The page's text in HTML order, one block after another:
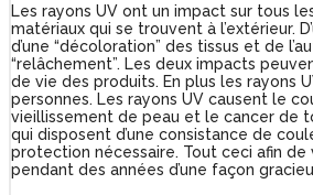
Les rayons UV ont un impact sur tous
matériaux qui se trouvent à l’extérieur.
d’une “décoloration” des tissus et de
“relâchement”. Les deux impacts
de vie des produits. En plus les rayons
personnes. Les rayons UV causent le
vieillissement de peau et le cancer de
qui disposent d’une consistance de
protection nécessaire. Tout ceci afin de
pendant des années d’une façon